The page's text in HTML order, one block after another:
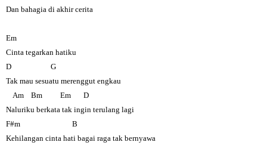
Dan bahagia di akhir cerita
Em
Cinta tegarkan hatiku
D G
Tak mau sesuatu merenggut engkau
Am Bm Em D
Naluriku berkata tak ingin terulang lagi
F#m B
Kehilangan cinta hati bagai raga tak bernyawa